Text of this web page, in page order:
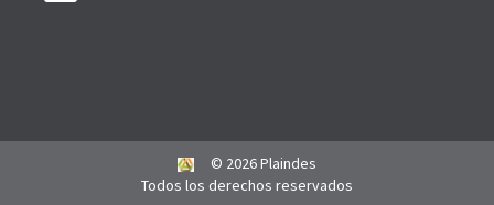
© 2026 Plaindes
Todos los derechos reservados